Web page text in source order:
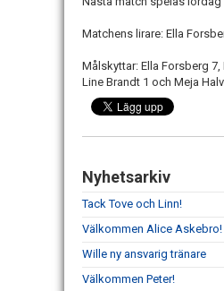
Matchens lirare: Ella
Målskyttar: Ella Forsberg 7,
Line Brandt 1 och Meja
Nyhetsarkiv
Tack Tove och Linn!
Välkommen Alice Askebro!
Wille ny ansvarig tränare
Välkommen Peter!